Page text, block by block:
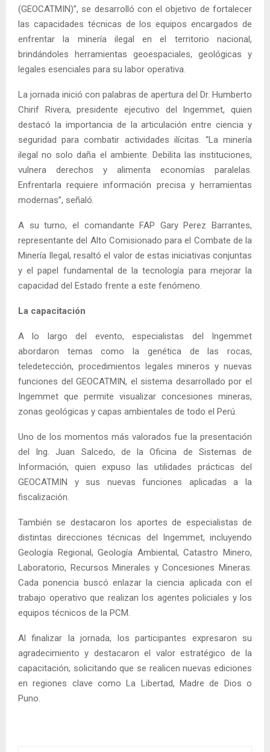
(GEOCATMIN)”, se desarrolló con el objetivo de fortalecer
las capacidades técnicas de los equipos encargados de
enfrentar la minería ilegal en el territorio nacional,
brindándoles herramientas geoespaciales, geológicas y
legales esenciales para su labor operativa.
La jornada inició con palabras de apertura del Dr. Humberto
Chirif Rivera, presidente ejecutivo del Ingemmet, quien
destacó la importancia de la articulación entre ciencia y
seguridad para combatir actividades ilícitas. “La minería
ilegal no solo daña el ambiente. Debilita las instituciones,
vulnera derechos y alimenta economías paralelas.
Enfrentarla requiere información precisa y herramientas
modernas”, señaló.
A su turno, el comandante FAP Gary Perez Barrantes,
representante del Alto Comisionado para el Combate de la
Minería Ilegal, resaltó el valor de estas iniciativas conjuntas
y el papel fundamental de la tecnología para mejorar la
capacidad del Estado frente a este fenómeno.
La capacitación
A lo largo del evento, especialistas del Ingemmet
abordaron temas como la genética de las rocas,
teledetección, procedimientos legales mineros y nuevas
funciones del GEOCATMIN, el sistema desarrollado por el
Ingemmet que permite visualizar concesiones mineras,
zonas geológicas y capas ambientales de todo el Perú.
Uno de los momentos más valorados fue la presentación
del Ing. Juan Salcedo, de la Oficina de Sistemas de
Información, quien expuso las utilidades prácticas del
GEOCATMIN y sus nuevas funciones aplicadas a la
fiscalización.
También se destacaron los aportes de especialistas de
distintas direcciones técnicas del Ingemmet, incluyendo
Geología Regional, Geología Ambiental, Catastro Minero,
Laboratorio, Recursos Minerales y Concesiones Mineras.
Cada ponencia buscó enlazar la ciencia aplicada con el
trabajo operativo que realizan los agentes policiales y los
equipos técnicos de la PCM.
Al finalizar la jornada, los participantes expresaron su
agradecimiento y destacaron el valor estratégico de la
capacitación, solicitando que se realicen nuevas ediciones
en regiones clave como La Libertad, Madre de Dios o
Puno.